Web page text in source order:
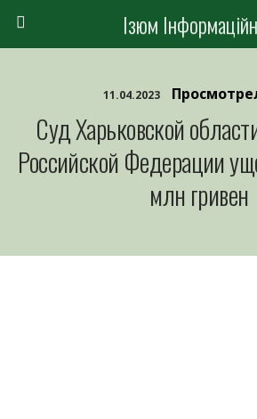
Ізюм
11.04.2023
Суд Харьковской
Российской Федерации
млн гривен